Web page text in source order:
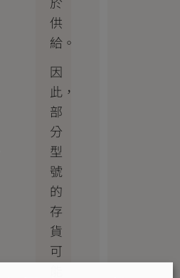
供
給。
因
此，
部
分
型
號
的
存
貨
可